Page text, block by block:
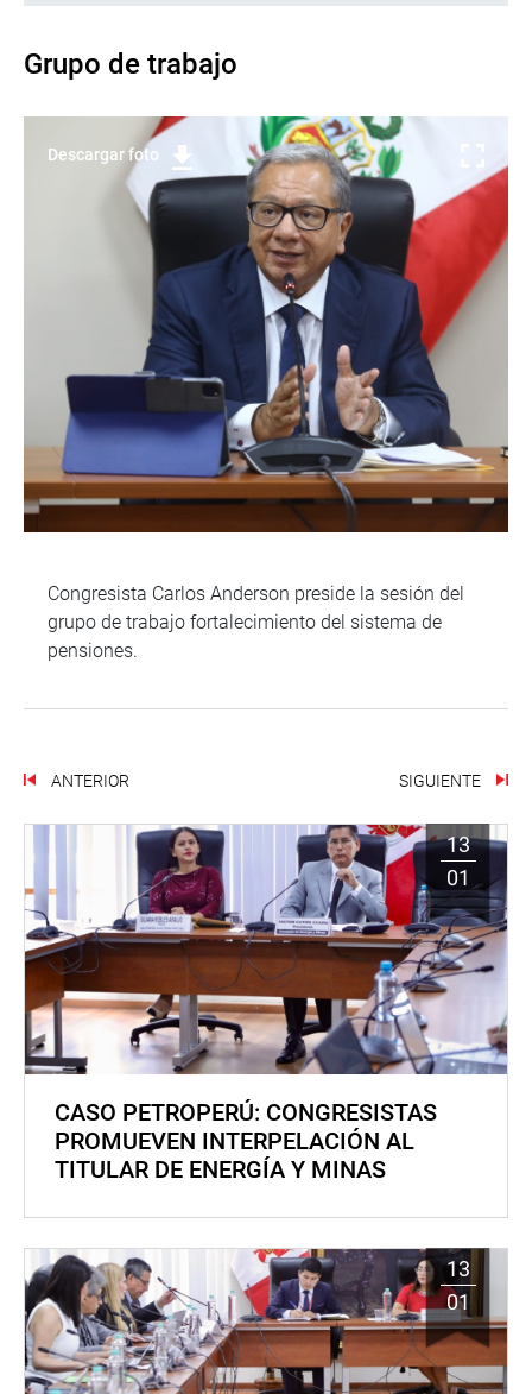
Grupo de trabajo
Descargar foto
Congresista Carlos Anderson preside la sesión del
grupo de trabajo fortalecimiento del sistema de
pensiones.
ANTERIOR SIGUIENTE
13
01
CASO PETROPERÚ: CONGRESISTAS
PROMUEVEN INTERPELACIÓN AL
TITULAR DE ENERGÍA Y MINAS
13
01